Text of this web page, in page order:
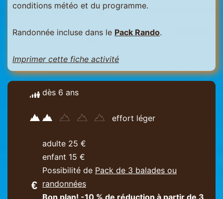
conditions météo et du programme.
Randonnée incluse dans le Pack Rando.
Imprimer cette fiche activité
dès 6 ans
effort léger
adulte 25 €
enfant 15 €
Possibilité de Pack de 3 balades ou
randonnées
Bon plan! -10 % de réduction à partir de 3